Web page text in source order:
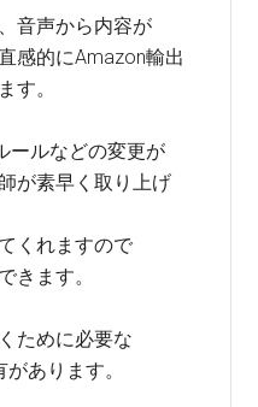
音声から内容が
感的にAmazon輸出
す。
ールなどの変更が
が素早く取り上げ
くれますので
きます。
ために必要な
あります。